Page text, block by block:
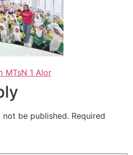
MTsN 1 Alor
be published. Required